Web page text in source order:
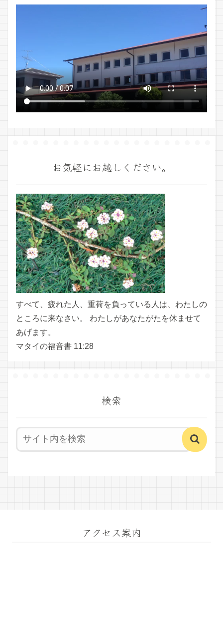
お気軽にお越しください。
すべて、疲れた人、重荷を負っている人は、わたしの
ところに来なさい。 わたしがあなたがたを休ませて
あげます。
マタイの福音書 11:28
検索
アクセス案内